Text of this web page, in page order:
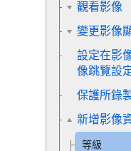
觀看影像
變更影像
設定在影
像跳覽設
保護所錄
新增影像
等級